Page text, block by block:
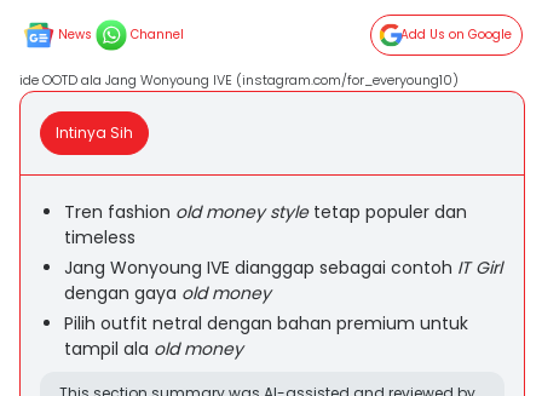
News Channel Add Us on Google
ide OOTD ala Jang Wonyoung IVE (instagram.com/for_everyoung10)
Intinya Sih
Tren fashion old money styletetap populer dan
timeless
Jang Wonyoung IVE dianggap sebagai contoh IT Girl
dengan gaya old money
Pilih outfit netral dengan bahan premium untuk
tampil ala old money